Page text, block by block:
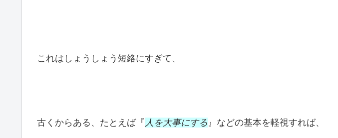
これはしょうしょう短絡にすぎて、
古くからある、たとえば『 人を大事にする 』などの基本を軽視すれば、